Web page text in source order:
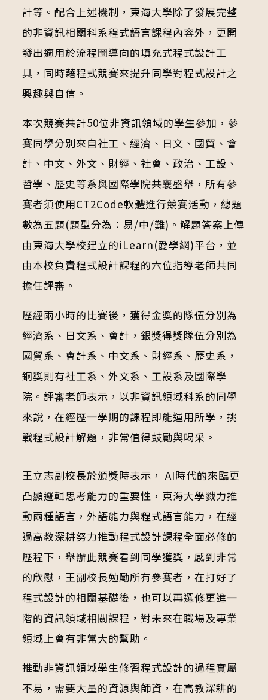
計等。配合上述機制，東海大學除了發展完整
的非資訊相關科系程式語言課程內容外，更開
發出適用於流程圖導向的填充式程式設計工
具，同時藉程式競賽來提升同學對程式設計之
興趣與自信。
本次競賽共計50位非資訊領域的學生參加，參
賽同學分別來自社工、經濟、日文、國貿、會
計、中文、外文、財經、社會、政治、工設、
哲學、歷史等系與國際學院共襄盛舉，所有參
賽者須使用CT2Code軟體進行競賽活動，總題
數為五題(題型分為：易/中/難)。解題答案上傳
由東海大學校建立的iLearn(愛學網)平台，並
由本校負責程式設計課程的六位指導老師共同
擔任評審。
歷經兩小時的比賽後，獲得金獎的隊伍分別為
經濟系、日文系、會計，銀獎得獎隊伍分別為
國貿系、會計系、中文系、財經系、歷史系，
銅獎則有社工系、外文系、工設系及國際學
院。評審老師表示，以非資訊領域科系的同學
來說，在經歷一學期的課程即能運用所學，挑
戰程式設計解題，非常值得鼓勵與喝采。
王立志副校長於頒獎時表示， AI時代的來臨更
凸顯邏輯思考能力的重要性，東海大學戮力推
動兩種語言，外語能力與程式語言能力，在經
過高教深耕努力推動程式設計課程全面必修的
歷程下，舉辦此競賽看到同學獲獎，感到非常
的欣慰，王副校長勉勵所有參賽者，在打好了
程式設計的相關基礎後，也可以再選修更進一
階的資訊領域相關課程，對未來在職場及專業
領域上會有非常大的幫助。
推動非資訊領域學生修習程式設計的過程實屬
不易，需要大量的資源與師資，在高教深耕的